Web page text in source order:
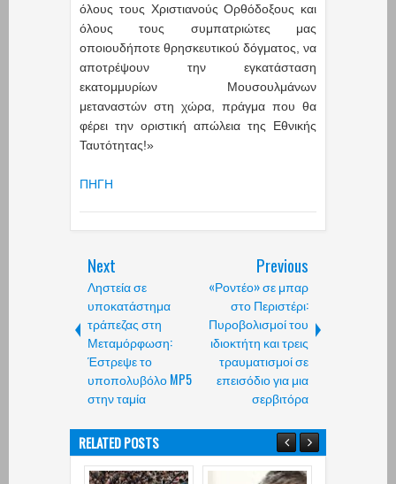
όλους τους Χριστιανούς Ορθόδοξους και
όλους τους συμπατριώτες μας
οποιουδήποτε θρησκευτικού δόγματος, να
αποτρέψουν την εγκατάσταση
εκατομμυρίων Μουσουλμάνων
μεταναστών στη χώρα, πράγμα που θα
φέρει την οριστική απώλεια της Εθνικής
Ταυτότητας!»
ΠΗΓΗ
Next
Ληστεία σε
υποκατάστημα
τράπεζας στη
Μεταμόρφωση:
Έστρεψε το
υποπολυβόλο MP5
στην ταμία
Previous
«Ροντέο» σε μπαρ
στο Περιστέρι:
Πυροβολισμοί του
ιδιοκτήτη και τρεις
τραυματισμοί σε
επεισόδιο για μια
σερβιτόρα
RELATED POSTS